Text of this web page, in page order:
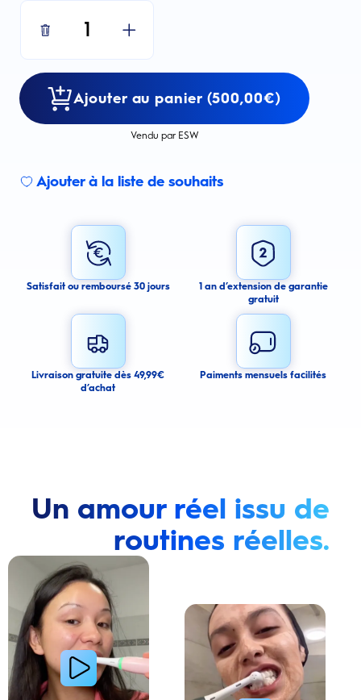
1
Ajouter au panier (500,00€)
Vendu par ESW
Ajouter à la liste de souhaits
I agree to receive email alerts about this product.
By signing up for email alerts, you agree to receive email
communications regarding this product. We may use your email address
to send you email messages about product availability. We process your
personal data as stated in our Privacy Policy. You may withdraw your
consent or manage your email preferences at any time.
Cancel
Satisfait ou remboursé 30 jours
1 an d’extension de garantie
gratuit
Livraison gratuite dès 49,99€
d’achat
Paiments mensuels facilités
Un amour réel issu de
routines réelles.
Lire la vidéo : Une jeune femme montre comment elle a amélioré l’apparence de ses dents
Lire la vidéo : Une jeune femme partage sa